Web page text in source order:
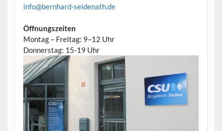
info@bernhard-seidenath.de
Öffnungszeiten
Montag – Freitag: 9–12 Uhr
Donnerstag: 15-19 Uhr